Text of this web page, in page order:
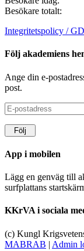
Besökare totalt:
Integritetspolicy /
Följ akademiens
Ange din e-
post.
E-
postadress
Följ
App i mobilen
Lägg en genväg till
surfplattans
KKrVA i sociala
(c) Kungl
MABRAB | Admin